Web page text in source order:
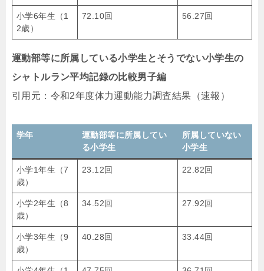
小学6年生（1
2歳）
72.10回 56.27回
運動部等に所属している小学生とそうでない小学生の
シャトルラン平均記録の比較男子編
引用元：令和2年度体力運動能力調査結果（速報）
学年
運動部等に所属してい
る小学生
所属していない
小学生
小学1年生（7
歳）
23.12回 22.82回
小学2年生（8
歳）
34.52回 27.92回
小学3年生（9
歳）
40.28回 33.44回